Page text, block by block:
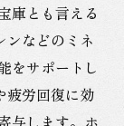
庫とも言える
ンなどのミネ
をサポートし
疲労回復に効
与します。ホ